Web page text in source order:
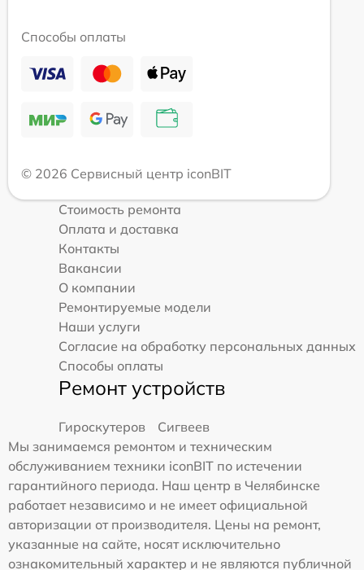
Способы оплаты
© 2026 Сервисный центр iconBIT
Стоимость ремонта
Оплата и доставка
Контакты
Вакансии
О компании
Ремонтируемые модели
Наши услуги
Согласие на обработку персональных данных
Способы оплаты
Ремонт устройств
Гироскутеров
Сигвеев
Мы занимаемся ремонтом и техническим
обслуживанием техники iconBIT по истечении
гарантийного периода. Наш центр в Челябинске
работает независимо и не имеет официальной
авторизации от производителя. Цены на ремонт,
указанные на сайте, носят исключительно
ознакомительный характер и не являются публичной